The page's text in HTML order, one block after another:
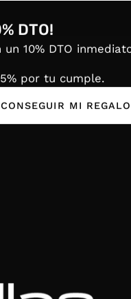
DTO!
10% DTO
por tu cumple.
MI